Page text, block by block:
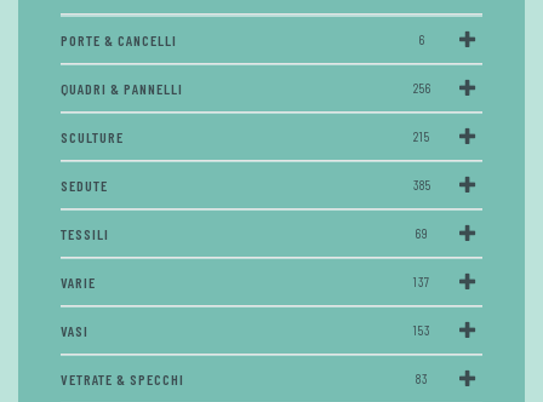
PORTE & CANCELLI 6
QUADRI & PANNELLI 256
SCULTURE 215
SEDUTE 385
TESSILI 69
VARIE 137
VASI 153
VETRATE & SPECCHI 83